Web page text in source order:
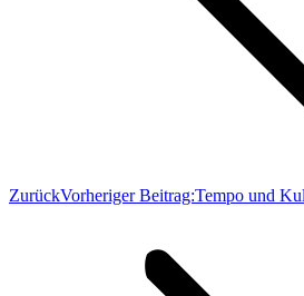
ZurückVorheriger Beitrag:Tempo und